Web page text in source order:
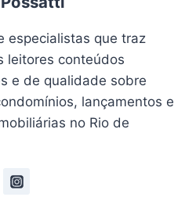
especialistas que traz
leitores conteúdos
e de qualidade sobre
lançamentos e
no Rio de